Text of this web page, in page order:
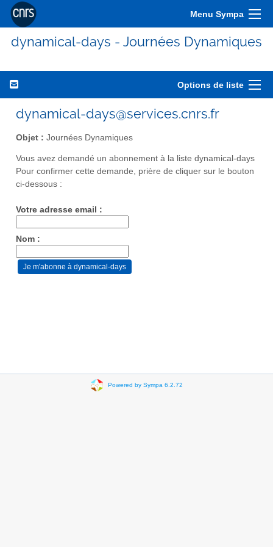
Menu Sympa
dynamical-days - Journées Dynamiques
Options de liste
dynamical-days@services.cnrs.fr
Objet : Journées Dynamiques
Vous avez demandé un abonnement à la liste dynamical-days
Pour confirmer cette demande, prière de cliquer sur le bouton
ci-dessous :
Votre adresse email :
Nom :
Powered by Sympa 6.2.72